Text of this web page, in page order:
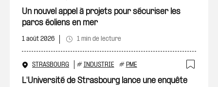
Un nouvel appel à projets pour sécuriser les
parcs éoliens en mer
1 août 2026 1 min de lecture
STRASBOURG # INDUSTRIE # PME
L'Université de Strasbourg lance une enquête